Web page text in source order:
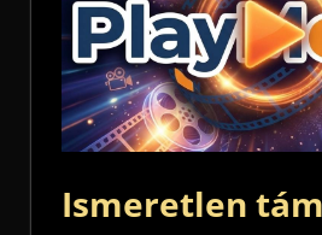
Ismeretlen